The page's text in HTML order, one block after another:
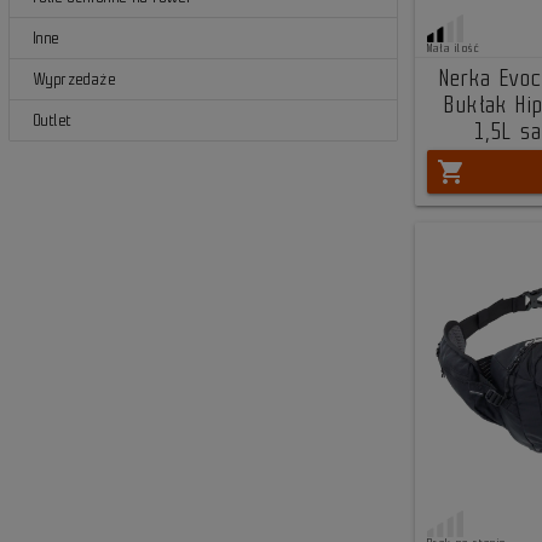
Inne
Wyprzedaże
Outlet
Mała ilość
Nerka
Bukłak
1,5L
shopping_cart